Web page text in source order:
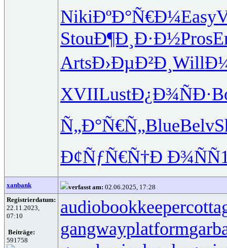
NikiÐºÐ°Ñ€Ð¼Easy
StouÐ¶Ð¸Ð·Ð½Pros
ArtsÐ›ÐµÐ²Ð¸ Will
XVIILustÐ¿Ð¾ÑÐ·
Ñ„Ð°Ñ€Ñ„BlueBelv
Ð¢ÑƒÑ€Ñ†Ð Ð¾ÑÑ
xanbank verfasst am: 02.06.2025, 17:28
Registrierdatum:
22.11.2023,
07:10
Beiträge:
591758
audiobookkeeper
gangwayplatform